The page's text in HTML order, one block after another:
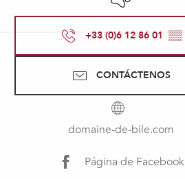
+33 (0)6 12 86 01 ▒▒
CONTÁCTENOS
domaine-de-bile.com
Página de Facebook